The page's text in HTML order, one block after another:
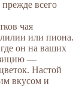
прежде всего
чая
или пиона.
он на ваших
—
Настой
вкусом и